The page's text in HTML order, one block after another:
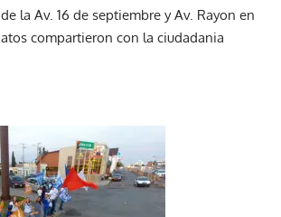
la Av. 16 de septiembre y Av. Rayon en
compartieron con la ciudadania